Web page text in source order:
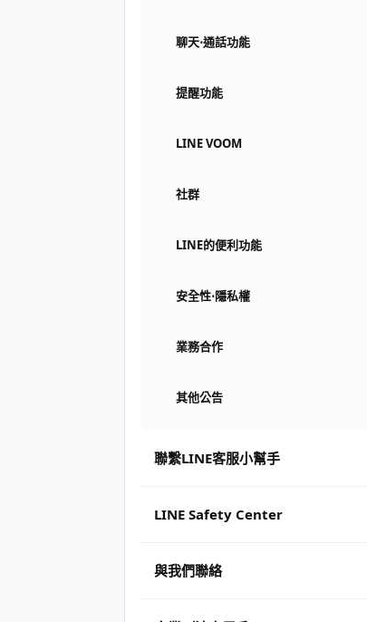
聊天⋅通話功能
提醒功能
LINE VOOM
社群
LINE的便利功能
安全性⋅隱私權
業務合作
其他公告
聯繫LINE客服小幫手
LINE Safety Center
與我們聯絡